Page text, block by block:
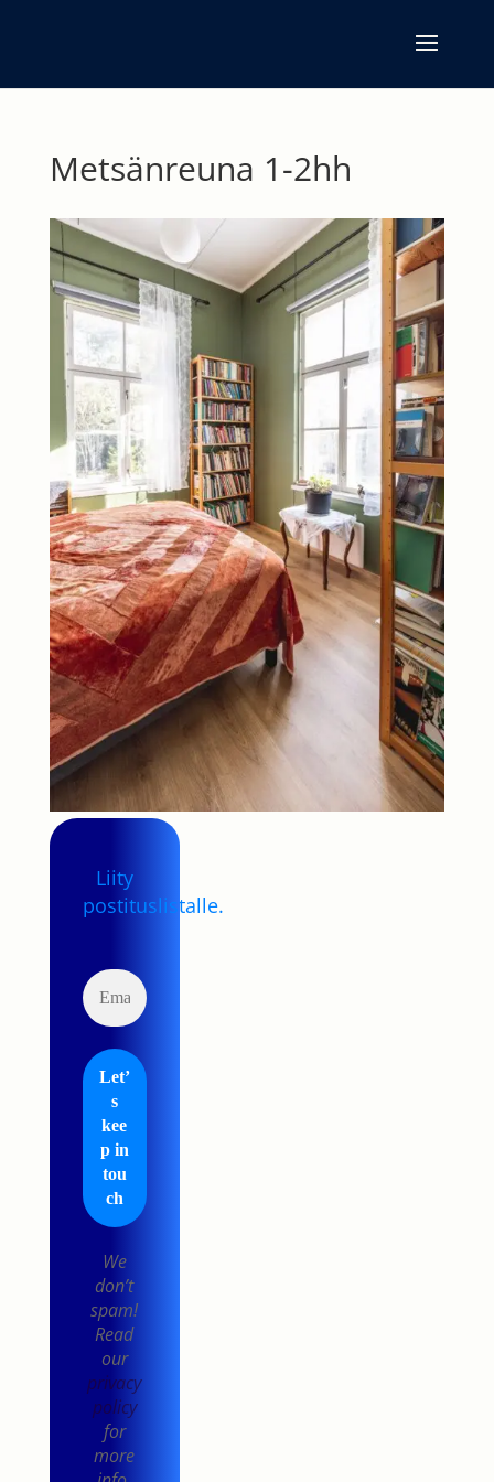
Metsänreuna 1-2hh
Liity
postituslistalle.
We
don’t
spam!
Read
our
privacy
policy
for
more